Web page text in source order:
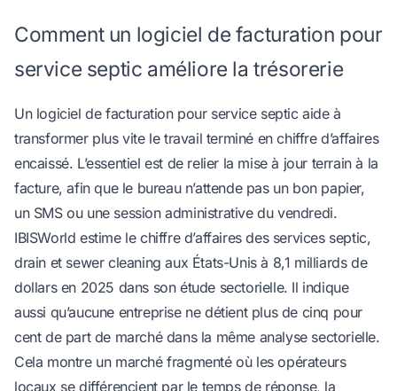
Comment un logiciel de facturation pour
service septic améliore la trésorerie
Un logiciel de facturation pour service septic aide à
transformer plus vite le travail terminé en chiffre d’affaires
encaissé. L’essentiel est de relier la mise à jour terrain à la
facture, afin que le bureau n’attende pas un bon papier,
un SMS ou une session administrative du vendredi.
IBISWorld estime le chiffre d’affaires des services septic,
drain et sewer cleaning aux États-Unis à 8,1 milliards de
dollars en 2025 dans son étude sectorielle. Il indique
aussi qu’aucune entreprise ne détient plus de cinq pour
cent de part de marché dans la même analyse sectorielle.
Cela montre un marché fragmenté où les opérateurs
locaux se différencient par le temps de réponse, la